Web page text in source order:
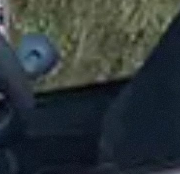
BUCKETS
FORKS AND CLAMPS
HOOKS
SPECIAL